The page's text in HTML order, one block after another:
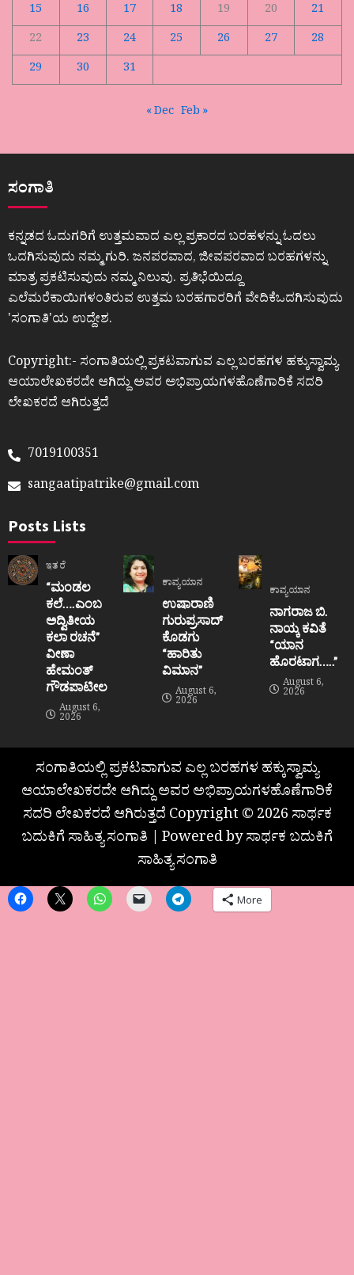
15
16 17 18 19 20
21
22
23 24 25 26 27
28
29
30 31
« Dec Feb »
ಸಂಗಾತಿ
ಕನ್ನಡದ ಓದುಗರಿಗೆ ಉತ್ತಮವಾದ ಎಲ್ಲ ಪ್ರಕಾರದ ಬರಹಳನ್ನು ಓದಲು
ಒದಗಿಸುವುದು ನಮ್ಮ ಗುರಿ. ಜನಪರವಾದ, ಜೀವಪರವಾದ ಬರಹಗಳನ್ನು
ಮಾತ್ರ ಪ್ರಕಟಿಸುವುದು ನಮ್ಮ ನಿಲುವು. ಪ್ರತಿಭೆಯಿದ್ದೂ
ಎಲೆಮರೆಕಾಯಿಗಳಂತಿರುವ ಉತ್ತಮ ಬರಹಗಾರರಿಗೆ ವೇದಿಕೆಒದಗಿಸುವುದು
ʼಸಂಗಾತಿʼಯ ಉದ್ದೇಶ.
Copyright:- ಸಂಗಾತಿಯಲ್ಲಿ ಪ್ರಕಟವಾಗುವ ಎಲ್ಲ ಬರಹಗಳ ಹಕ್ಕುಸ್ವಾಮ್ಯ
ಆಯಾಲೇಖಕರದೇ ಆಗಿದ್ದು ಅವರ ಅಭಿಪ್ರಾಯಗಳಹೊಣೆಗಾರಿಕೆ ಸದರಿ
ಲೇಖಕರದೆ ಆಗಿರುತ್ತದೆ
7019100351
sangaatipatrike@gmail.com
Posts Lists
ಇತರೆ
“ಮಂಡಲ
ಕಲೆ….ಎಂಬ
ಅದ್ವಿತೀಯ
ಕಲಾ ರಚನೆ”‌
ವೀಣಾ
ಹೇಮಂತ್‌
ಗೌಡಪಾಟೀಲ
August 6,
2026
ಕಾವ್ಯಯಾನ
ಉಷಾರಾಣಿ
ಗುರುಪ್ರಸಾದ್
ಕೊಡಗು
“ಹಾರಿತು
ವಿಮಾನ”
August 6,
2026
ಕಾವ್ಯಯಾನ
ನಾಗರಾಜ ಬಿ.
ನಾಯ್ಕ ಕವಿತೆ
“ಯಾನ
ಹೊರಟಾಗ…..”
August 6,
2026
ಸಂಗಾತಿಯಲ್ಲಿ ಪ್ರಕಟವಾಗುವ ಎಲ್ಲ ಬರಹಗಳ ಹಕ್ಕುಸ್ವಾಮ್ಯ
ಆಯಾಲೇಖಕರದೇ ಆಗಿದ್ದು ಅವರ ಅಭಿಪ್ರಾಯಗಳಹೊಣೆಗಾರಿಕೆ
ಸದರಿ ಲೇಖಕರದೆ ಆಗಿರುತ್ತದೆ Copyright © 2026 ಸಾರ್ಥಕ
ಬದುಕಿಗೆ ಸಾಹಿತ್ಯ ಸಂಗಾತಿ | Powered by ಸಾರ್ಥಕ ಬದುಕಿಗೆ
ಸಾಹಿತ್ಯ ಸಂಗಾತಿ
More